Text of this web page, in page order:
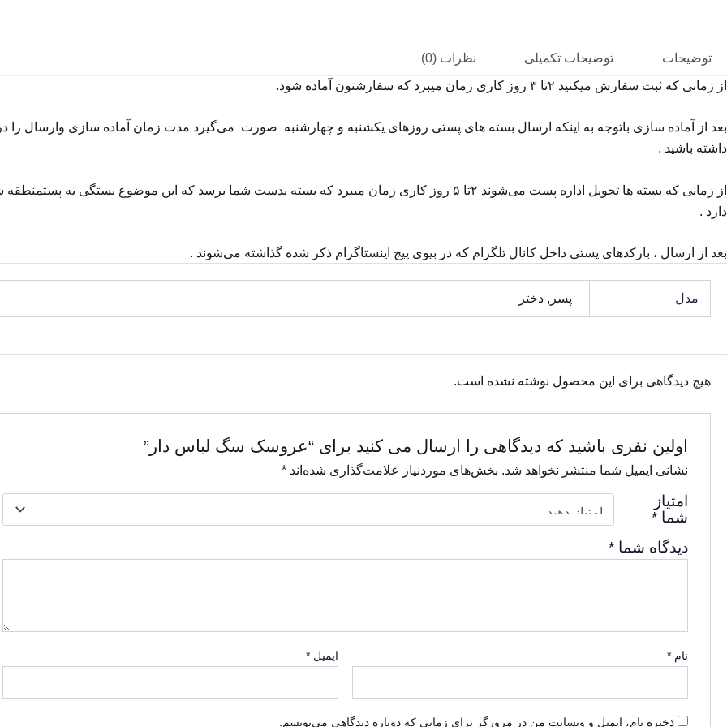
توضیحات توضیحات تکمیلی
نظرات (0)
از زمانی که ثبت سفارش میکنید ۲تا ۳ روز کاری زمان میبرد که سفارشتون آماده شود.
بعد از آماده سازی باتوجه به اینکه ارسال بسته های پستی روزهای یکشنبه و چهارشنبه صورت می‌گیرد مدت زمان آماده سازی و ارسال را
داشته باشید .
از زمانی که بسته ها تحویل اداره پست می‌شوند ۲تا ۵ روز کاری زمان میبرد که بسته بدست شما برسد که این موضوع بستگی به پستمنطقه
دارد .
بعد از ارسال ، بارکدهای پستی داخل کانال تلگرام که در بیوی پیج اینستاگرام ذکر شده گذاشته می‌شوند .
مدل پسر, دختر
هیچ دیدگاهی برای این محصول نوشته نشده است.
اولین نفری باشید که دیدگاهی را ارسال می کنید برای “عروسک سگ لباس دار”
نشانی ایمیل شما منتشر نخواهد شد. بخش‌های موردنیاز علامت‌گذاری شده‌اند *
امتیاز
شما *
دیدگاه شما *
نام * ایمیل *
ذخیره نام، ایمیل و وبسایت من در مرورگر برای زمانی که دوباره دیدگاهی می‌نویسم.